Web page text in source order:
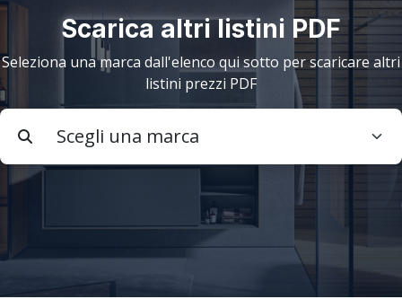
Scarica altri listini PDF
Seleziona una marca dall'elenco qui sotto per scaricare altri
listini prezzi PDF